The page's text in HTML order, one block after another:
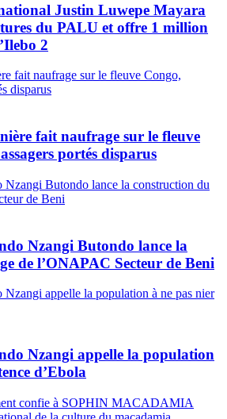
Justin Luwepe Mayara
du PALU et offre 1 million
2
fait naufrage sur le fleuve
portés disparus
Nzangi Butondo lance la
de l’ONAPAC Secteur de Beni
Nzangi appelle la population
d’Ebola